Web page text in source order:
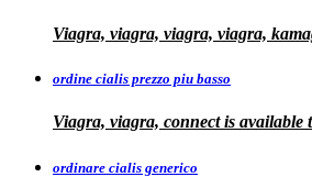
Viagra, viagra, viagra, viagra,
ordine cialis prezzo piu basso
Viagra, viagra, connect is available
ordinare cialis generico